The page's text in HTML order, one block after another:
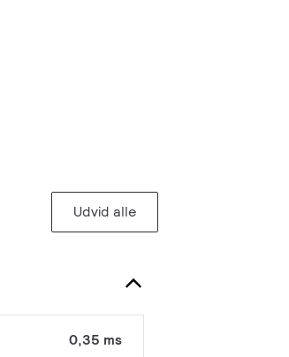
Udvid alle
0,35 ms